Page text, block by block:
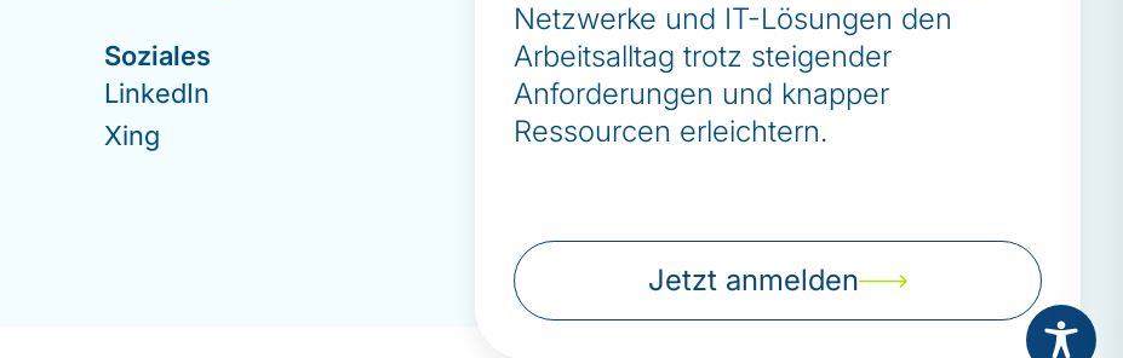
Soziales
LinkedIn
Xing
Kontakt
Impressum
Datenschutzerklärung
Hinweisgebermeldesystem
Netzwerke und IT-Lösungen den
Arbeitsalltag trotz steigender
Anforderungen und knapper
Ressourcen erleichtern.
Jetzt anmelden